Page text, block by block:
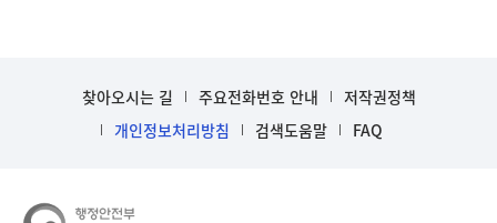
찾아오시는 길 주요전화번호 안내
저작권정책
개인정보처리방침
검색도움말 FAQ